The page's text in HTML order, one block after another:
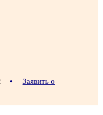
•
Заявить о